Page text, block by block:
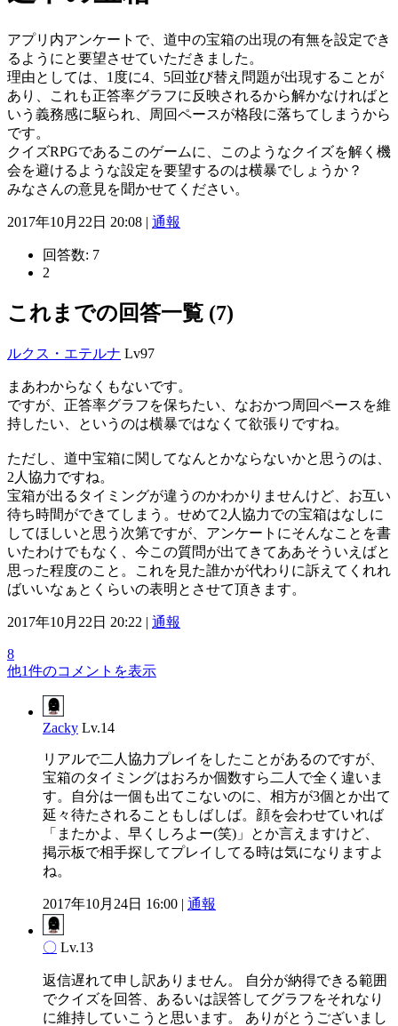
アプリ内アンケートで、道中の宝箱の出現の有無を設定でき
るようにと要望させていただきました。
理由としては、1度に4、5回並び替え問題が出現することが
あり、これも正答率グラフに反映されるから解かなければと
いう義務感に駆られ、周回ペースが格段に落ちてしまうから
です。
クイズRPGであるこのゲームに、このようなクイズを解く機
会を避けるような設定を要望するのは横暴でしょうか？
みなさんの意見を聞かせてください。
2017年10月22日 20:08 | 通報
回答数: 7
2
これまでの回答一覧 (7)
ルクス・エテルナ Lv97
まあわからなくもないです。
ですが、正答率グラフを保ちたい、なおかつ周回ペースを維
持したい、というのは横暴ではなくて欲張りですね。
ただし、道中宝箱に関してなんとかならないかと思うのは、
2人協力ですね。
宝箱が出るタイミングが違うのかわかりませんけど、お互い
待ち時間ができてしまう。せめて2人協力での宝箱はなしに
してほしいと思う次第ですが、アンケートにそんなことを書
いたわけでもなく、今この質問が出てきてああそういえばと
思った程度のこと。これを見た誰かが代わりに訴えてくれれ
ばいいなぁとくらいの表明とさせて頂きます。
2017年10月22日 20:22 | 通報
8
他1件のコメントを表示
Zacky Lv.14
リアルで二人協力プレイをしたことがあるのですが、
宝箱のタイミングはおろか個数すら二人で全く違いま
す。自分は一個も出てこないのに、相方が3個とか出て
延々待たされることもしばしば。顔を会わせていれば
「またかよ、早くしろよー(笑)」とか言えますけど、
掲示板で相手探してプレイしてる時は気になりますよ
ね。
2017年10月24日 16:00 | 通報
〇 Lv.13
返信遅れて申し訳ありません。 自分が納得できる範囲
でクイズを回答、あるいは誤答してグラフをそれなり
に維持していこうと思います。 ありがとうございまし